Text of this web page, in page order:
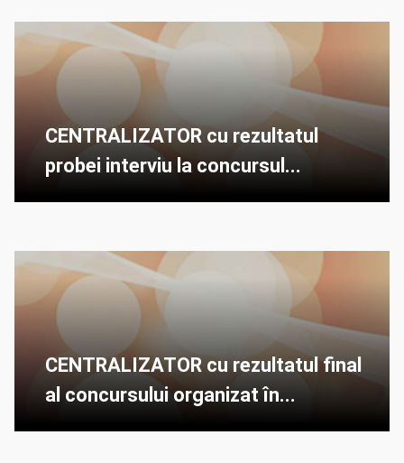
CENTRALIZATOR cu rezultatul
probei interviu la concursul...
CENTRALIZATOR cu rezultatul final
al concursului organizat în...